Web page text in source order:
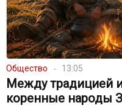
Общество 13:05
Между традицией
коренные народы